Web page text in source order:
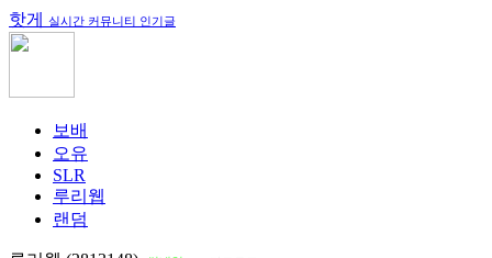
핫게 실시간 커뮤니티 인기글
보배
오유
SLR
루리웹
랜덤